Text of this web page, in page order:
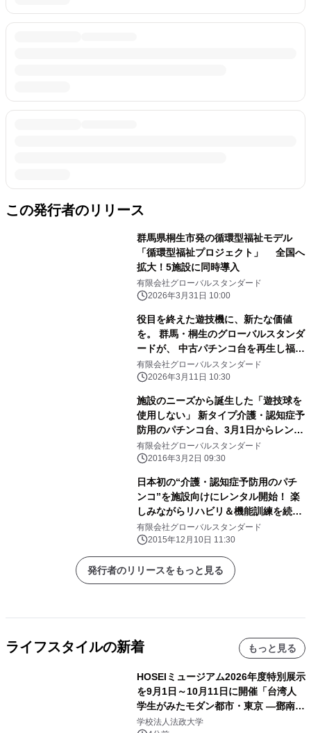
この発行者のリリース
群馬県桐生市発の循環型福祉モデル
「循環型福祉プロジェクト」 全国へ
拡大！5施設に同時導入
有限会社グローバルスタンダード
2026年3月31日 10:00
役目を終えた遊技機に、新たな価値
を。 群馬・桐生のグローバルスタンダ
ードが、 中古パチンコ台を再生し福祉
施設へ無償でつなぐ 「循環型福祉プロ
ジェクト」始動
有限会社グローバルスタンダード
2026年3月11日 10:30
施設のニーズから誕生した「遊技球を
使用しない」 新タイプ介護・認知症予
防用のパチンコ台、3月1日からレンタ
ル開始
有限会社グローバルスタンダード
2016年3月2日 09:30
日本初の“介護・認知症予防用のパチ
ンコ”を施設向けにレンタル開始！ 楽
しみながらリハビリ＆機能訓練を続け
られる遊技機を開発
有限会社グローバルスタンダード
2015年12月10日 11:30
発行者のリリースをもっと見る
ライフスタイルの新着 もっと見る
HOSEIミュージアム2026年度特別展示
を9月1日～10月11日に開催「台湾人
学生がみたモダン都市・東京 ―鄧南光
と法政大学の1930年代―」
学校法人法政大学